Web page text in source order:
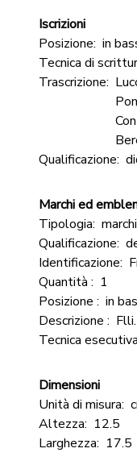
Iscrizioni
Posizione: in
Tecnica di
Trascrizione:
Qualificazione:
Marchi ed
Tipologia:
Qualificazione:
Identificazione:
Quantità : 1
Posizione : in
Descrizione :
Tecnica
Dimensioni
Unità di misura:
Altezza: 12.5
Larghezza: 17.5